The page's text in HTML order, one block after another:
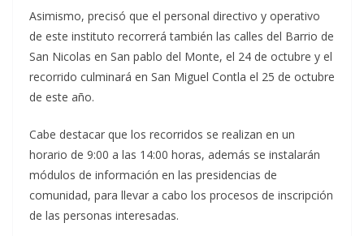
Asimismo, precisó que el personal directivo y operativo
de este instituto recorrerá también las calles del Barrio de
San Nicolas en San pablo del Monte, el 24 de octubre y el
recorrido culminará en San Miguel Contla el 25 de octubre
de este año.
Cabe destacar que los recorridos se realizan en un
horario de 9:00 a las 14:00 horas, además se instalarán
módulos de información en las presidencias de
comunidad, para llevar a cabo los procesos de inscripción
de las personas interesadas.